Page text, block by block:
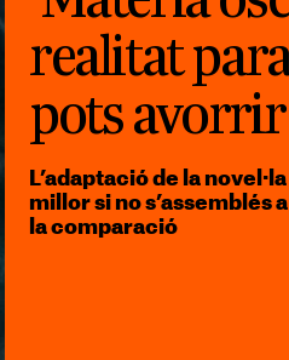
realitat
pots avorrir
L’adaptació de la
millor si no s’assemblés
la comparació